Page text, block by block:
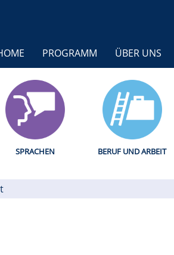
PROGRAMM ÜBER UNS
SPRACHEN BERUF UND ARBEIT